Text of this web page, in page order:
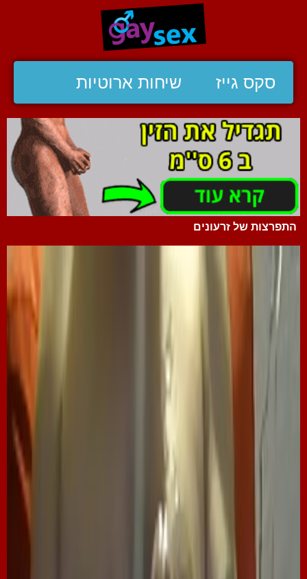
סקס גייז שיחות ארוטיות
התפרצות של זרעונים